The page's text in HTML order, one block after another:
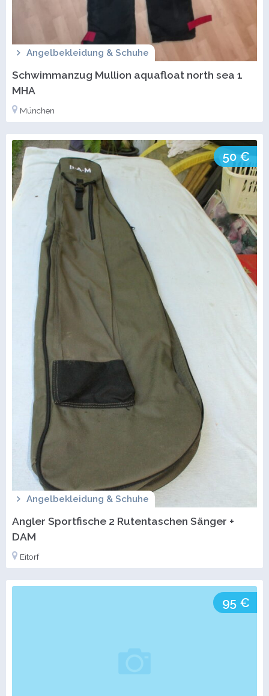
Angelbekleidung & Schuhe
Schwimmanzug Mullion aquafloat north sea 1
MHA
München
50 €
Angelbekleidung & Schuhe
Angler Sportfische 2 Rutentaschen Sänger +
DAM
Eitorf
95 €